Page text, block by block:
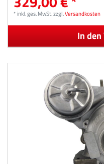
*inkl. ges. MwSt.zzgl.Versandkosten
In